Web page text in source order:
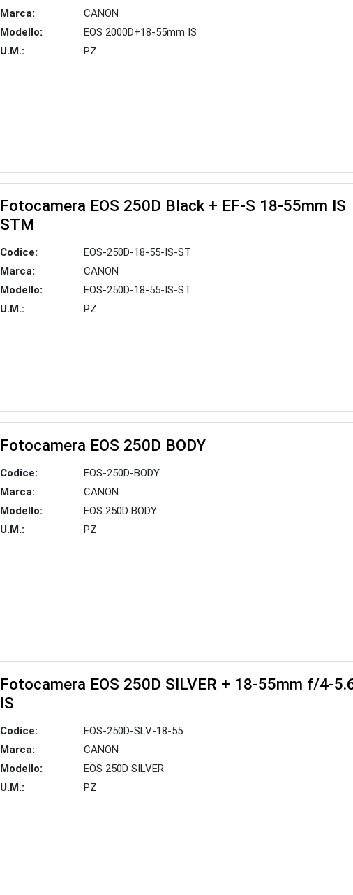
Marca:
CANON
Modello:
EOS 2000D+18-55mm IS
U.M.:
PZ
Fotocamera EOS 250D Black + EF-S 18-55mm IS
STM
Codice:
EOS-250D-18-55-IS-ST
Marca:
CANON
Modello:
EOS-250D-18-55-IS-ST
U.M.:
PZ
Fotocamera EOS 250D BODY
Codice:
EOS-250D-BODY
Marca:
CANON
Modello:
EOS 250D BODY
U.M.:
PZ
Fotocamera EOS 250D SILVER + 18-55mm f/4-
IS
Codice:
EOS-250D-SLV-18-55
Marca:
CANON
Modello:
EOS 250D SILVER
U.M.:
PZ